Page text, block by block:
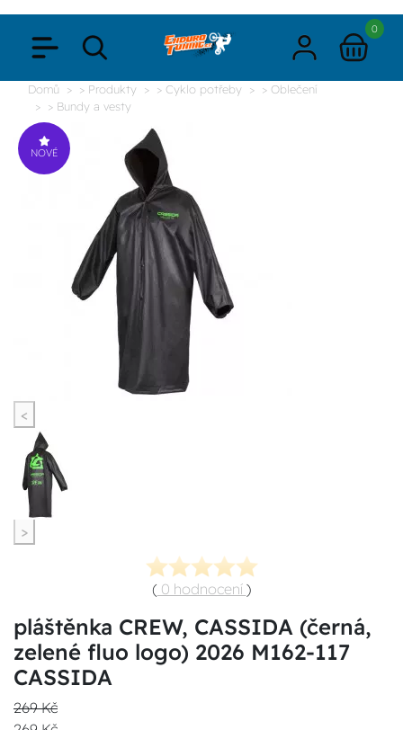
0
Domů > Produkty > Cyklo potřeby
> Oblečení
> Bundy a vesty
NOVÉ
<
>
( 0 hodnocení )
pláštěnka CREW, CASSIDA (černá,
zelené fluo logo) 2026 M162-117
CASSIDA
269 Kč